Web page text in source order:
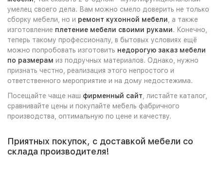
умелец своего дела. Вам можно смело доверить не только
сборку мебели, но и ремонт кухонной мебели , а также
изготовление плетение мебели своими руками. Конечно,
теперь такому профессионалу, в бытовых условиях ещё
можно попробовать изготовить недорогую заказ мебели
по размерам из подручных материалов. Однако, нужно
признать честно, реализация этого непростого и
ответственного мероприятие и на дому недостежима.
Посещайте чаще наш фирменный сайт , листайте каталог,
сравнивайте цены и покупайте мебель фабричного
производства, оптимальную по цене и качеству.
Приятных покупок, с доставкой мебели со
склада производителя!